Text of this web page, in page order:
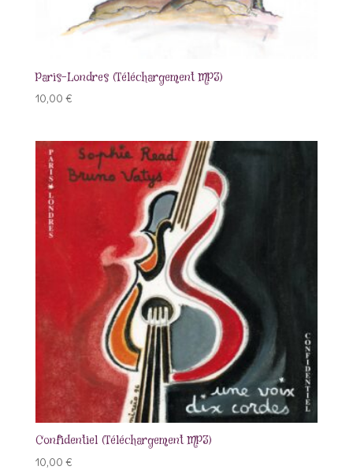
Paris-Londres (Téléchargement MP3)
10,00 €
Confidentiel (Téléchargement MP3)
10,00 €